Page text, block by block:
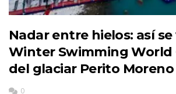
Nadar entre hielos: así se
Winter Swimming World
del glaciar Perito Moreno
0